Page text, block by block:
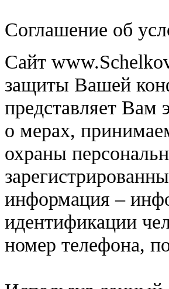
Соглашение об
Сайт
защиты Вашей
представляет Вам
о мерах,
охраны
информация –
идентификации
номер телефона,